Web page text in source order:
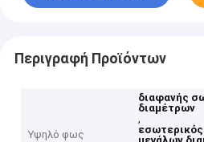
Περιγραφή Προϊόντων
Υψηλό φως
διαφανής
διαμέτρων
,